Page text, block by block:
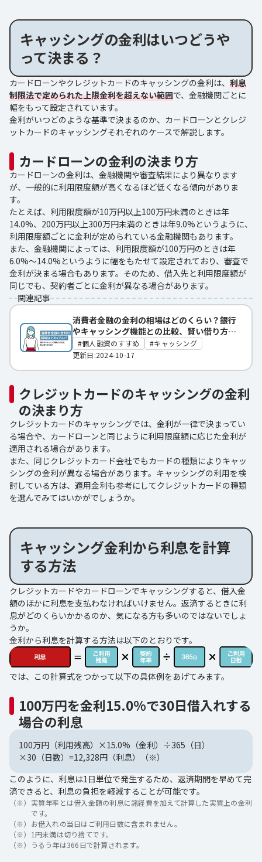
キャッシングの金利はいつどうや
って決まる？
カードローンやクレジットカードのキャッシングの金利は、 利息
制限法で定められた上限金利を超えない範囲で、金融機関ごとに
幅をもって設定されています。
金利がいつどのような基準で決まるのか、カードローンとクレジ
ットカードのキャッシングそれぞれのケースで解説します。
カードローンの金利の決まり方
カードローンの金利は、金融機関や審査結果により異なります
が、一般的に利用限度額が高くなるほど低くなる傾向がありま
す。
たとえば、利用限度額が10万円以上100万円未満のときは年
14.0%、200万円以上300万円未満のときは年9.0%というように、
利用限度額ごとに金利が定められている金融機関もあります。
また、金融機関によっては、利用限度額が100万円のときは年
6.0%～14.0%というように幅をもたせて設定されており、審査で
金利が決まる場合もあります。そのため、借入先と利用限度額が
同じでも、契約者ごとに金利が異なる場合があります。
関連記事
消費者金融の金利の相場はどのくらい？銀行
やキャッシング機能との比較、賢い借り方を
紹介
個人融資のすすめ
キャッシング
更新日:2024-10-17
クレジットカードのキャッシングの金利
の決まり方
クレジットカードのキャッシングでは、金利が一律で決まってい
る場合や、カードローンと同じように利用限度額に応じた金利が
適用される場合があります。
また、同じクレジットカード会社でもカードの種類によりキャッ
シングの金利が異なる場合があります。キャッシングの利用を検
討している方は、適用金利も参考にしてクレジットカードの種類
を選んでみてはいかがでしょうか。
キャッシング金利から利息を計算
する方法
クレジットカードやカードローンでキャッシングすると、借入金
額のほかに利息を支払わなければいけません。返済するときに利
息がどのくらいかかるのか、気になる方も多いのではないでしょ
うか。
金利から利息を計算する方法は以下のとおりです。
では、この計算式をつかって以下の具体例をあげてみます。
100万円を金利15.0%で30日借入れする
場合の利息
100万円（利用残高）×15.0%（金利）÷365（日）
×30（日数）=12,328円（利息）（※）
このように、利息は1日単位で発生するため、返済期間を早めて完
済できると、利息の負担を軽減することが可能です。
（※） 実質年率とは借入金額の利息に諸経費を加えて計算した実質上の金利
です。
（※） お借入れの当日はご利用日数に含まれません。
（※） 1円未満は切り捨てです。
（※）
うるう年は366日で計算されます。